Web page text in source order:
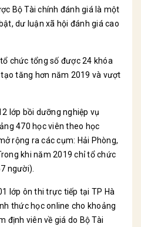
Bộ Tài chính đánh giá là một
dư luận xã hội đánh giá cao
tổng số được 24 khóa
tăng hơn năm 2019 và vượt
bồi dưỡng nghiệp vụ
470 học viên theo học
rộng ra các cụm: Hải Phòng,
khi năm 2019 chỉ tổ chức
người).
ôn thi trực tiếp tại TP Hà
thức học online cho khoảng
định viên về giá do Bộ Tài